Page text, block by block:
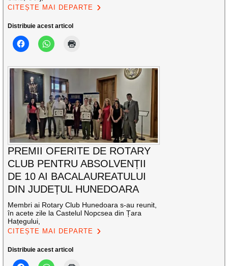
CITEȘTE MAI DEPARTE
Distribuie acest articol
PREMII OFERITE DE ROTARY
CLUB PENTRU ABSOLVENȚII
DE 10 AI BACALAUREATULUI
DIN JUDEȚUL HUNEDOARA
Membri ai Rotary Club Hunedoara s-au reunit,
în acete zile la Castelul Nopcsea din Țara
Hațegului,
CITEȘTE MAI DEPARTE
Distribuie acest articol